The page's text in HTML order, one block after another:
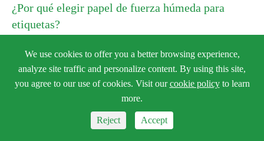
¿Por qué elegir papel de fuerza húmeda para
etiquetas?
Ver más  
We use cookies to offer you a better browsing experience,
analyze site traffic and personalize content. By using this site,
you agree to our use of cookies. Visit ourcookie policyto learn
more.
Reject Accept